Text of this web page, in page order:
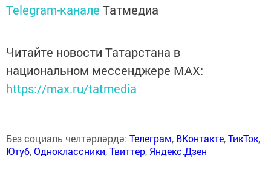
Telegram-канале Татмедиа
Читайте новости Татарстана в
национальном мессенджере MАХ:
https://max.ru/tatmedia
Без социаль челтәрләрдә: Телеграм, ВКонтакте,ТикТок,
Ютуб,Одноклассники,Твиттер, Яндекс.Дзен